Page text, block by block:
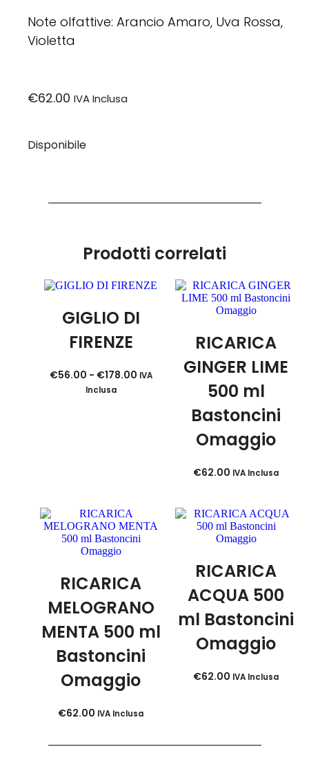
Note olfattive: Arancio Amaro, Uva Rossa,
Violetta
€62.00 IVA Inclusa
Disponibile
Prodotti correlati
GIGLIO DI
FIRENZE
€56.00 - €178.00 IVA
Inclusa
RICARICA
GINGER LIME
500 ml
Bastoncini
Omaggio
€62.00 IVA Inclusa
RICARICA
MELOGRANO
MENTA 500 ml
Bastoncini
Omaggio
€62.00 IVA Inclusa
RICARICA
ACQUA 500
ml Bastoncini
Omaggio
€62.00 IVA Inclusa